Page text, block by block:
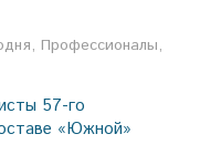
, Профессионалы,
57-го
«Южной»